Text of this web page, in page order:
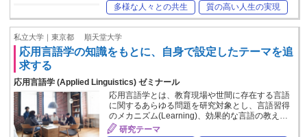
多様な人々との共生
質の高い人生の実現
私立大学｜東京都 順天堂大学
応用言語学の知識をもとに、自身で設定したテーマを追
求する
応用言語学 (Applied Linguistics) ゼミナール
応用言語学とは、教育現場や世間に存在する言語
に関するあらゆる問題を研究対象とし、言語習得
のメカニズム(Learning)、効果的な言語の教え…
研究テーマ